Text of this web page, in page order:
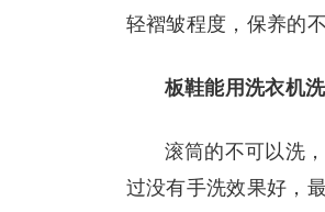
轻褶皱程度，保养的
板鞋能用洗衣机
滚筒的不可以洗
过没有手洗效果好，